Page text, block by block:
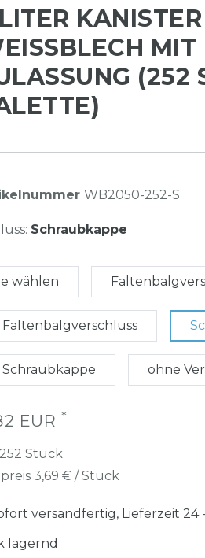
KANISTER
MIT
(252
WB2050-252-S
Schraubkappe
wählen
Faltenbalgverschluss
Schraubkappe ohne
EUR *
252 Stück
3,69 € / Stück
versandfertig, Lieferzeit 24
lagernd